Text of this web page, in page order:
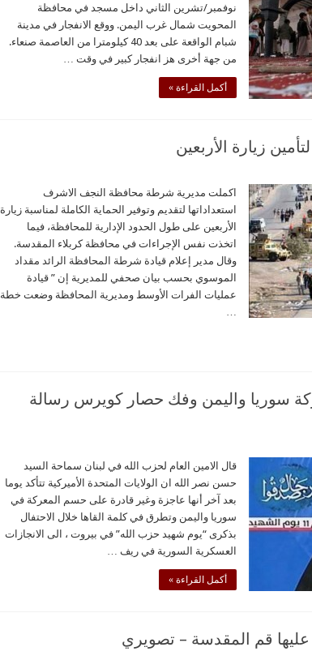
نوفمبر/تشرين الثاني داخل مسجد في محافظة
المحويت شمال غرب اليمن. ووقع الانفجار في مدينة
شبام الواقعة على بعد 40 كيلومترا من العاصمة صنعاء.
من جهة أخرى هز انفجار كبير في وقت …
أكمل القراءة »
زيارة الأربعين
اكملت مديرية شرطة محافظة النجف الاشرف
استعداداتها لتقديم وتوفير الحماية الكاملة لمناسبة زيارة
الأربعين على طول الحدود الإدارية للمحافظة، فيما
اتخذت نفس الإجراءات في محافظة كربلاء المقدسة.
وقال مدير إعلام قيادة شرطة المحافظة الرائد مقداد
الموسوي بحسب بيان صحفي للمديرية إن ” قيادة
عمليات الفرات الأوسط ومديرية المحافظة وضعت خطة
…
سوريا واليمن وفك حصار كويرس رسالة
قال الامين العام لحزب الله في لبنان سماحة السيد
حسن نصر الله ان الولايات المتحدة الأميركية تتأكد يوما
بعد آخر أنها عاجزة وغير قادرة على حسم المعركة في
سوريا واليمن وتطرق في كلمة القاها خلال الاحتفال
بذكرى “يوم شهيد حزب الله” في بيروت ، الى الانجازات
العسكرية السورية في ريف …
أكمل القراءة »
عليها قم المقدسة – تصويري